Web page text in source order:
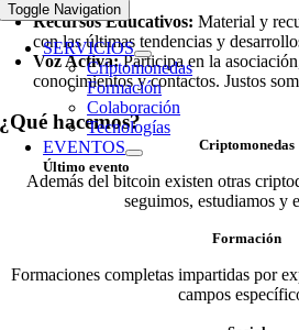
Toggle Navigation
SERVICIOS
Criptomonedas
Formación
Colaboración
Tecnologías
EVENTOS
Último evento
Recursos Educativos: Material y
con las últimas tendencias y
Voz Activa:Participa en la
conocimientos y contactos. Justos
¿Qué hacemos?
Criptomonedas
Además del bitcoin existen otras
seguimos, estudiamos y
Formación
Formaciones completas impartidas por
campos